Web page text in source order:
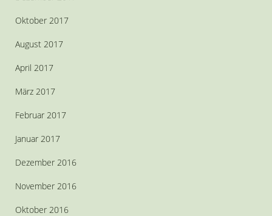
Oktober 2017
August 2017
April 2017
März 2017
Februar 2017
Januar 2017
Dezember 2016
November 2016
Oktober 2016